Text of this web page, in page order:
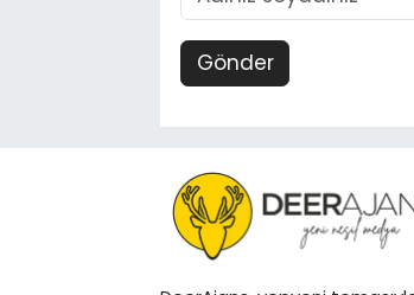
Gönder